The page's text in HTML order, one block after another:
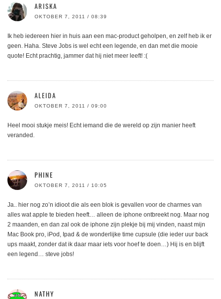
ARISKA
OKTOBER 7, 2011 / 08:39
Ik heb iedereen hier in huis aan een mac-product geholpen, en zelf heb ik er
geen. Haha. Steve Jobs is wel echt een legende, en dan met die mooie
quote! Echt prachtig, jammer dat hij niet meer leeft! :(
ALEIDA
OKTOBER 7, 2011 / 09:00
Heel mooi stukje meis! Echt iemand die de wereld op zijn manier heeft
veranded.
PHINE
OKTOBER 7, 2011 / 10:05
Ja.. hier nog zo’n idioot die als een blok is gevallen voor de charmes van
alles wat apple te bieden heeft… alleen de iphone ontbreekt nog. Maar nog
2 maanden, en dan zal ook de iphone zijn plekje bij mij vinden, naast mijn
Mac Book pro, iPod, Ipad & de wonderlijke time cupsule (die ieder uur back
ups maakt, zonder dat ik daar maar iets voor hoef te doen…) Hij is en blijft
een legend… steve jobs!
NATHY